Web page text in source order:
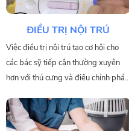
ĐIỀU TRỊ NỘI TRÚ
Việc điều trị nội trú tạo cơ hội cho
các bác sỹ tiếp cận thường xuyên
hơn với thú cưng và điều chỉnh phác
Điều trị nội trú còn giúp chúng tôi
đưa ra một chế độ dinh dưỡng thích